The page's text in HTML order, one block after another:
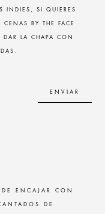
INDIES, SI QUIERES
CENAS BY THE FACE
LA CHAPA CON
ENCAJAR CON
DE